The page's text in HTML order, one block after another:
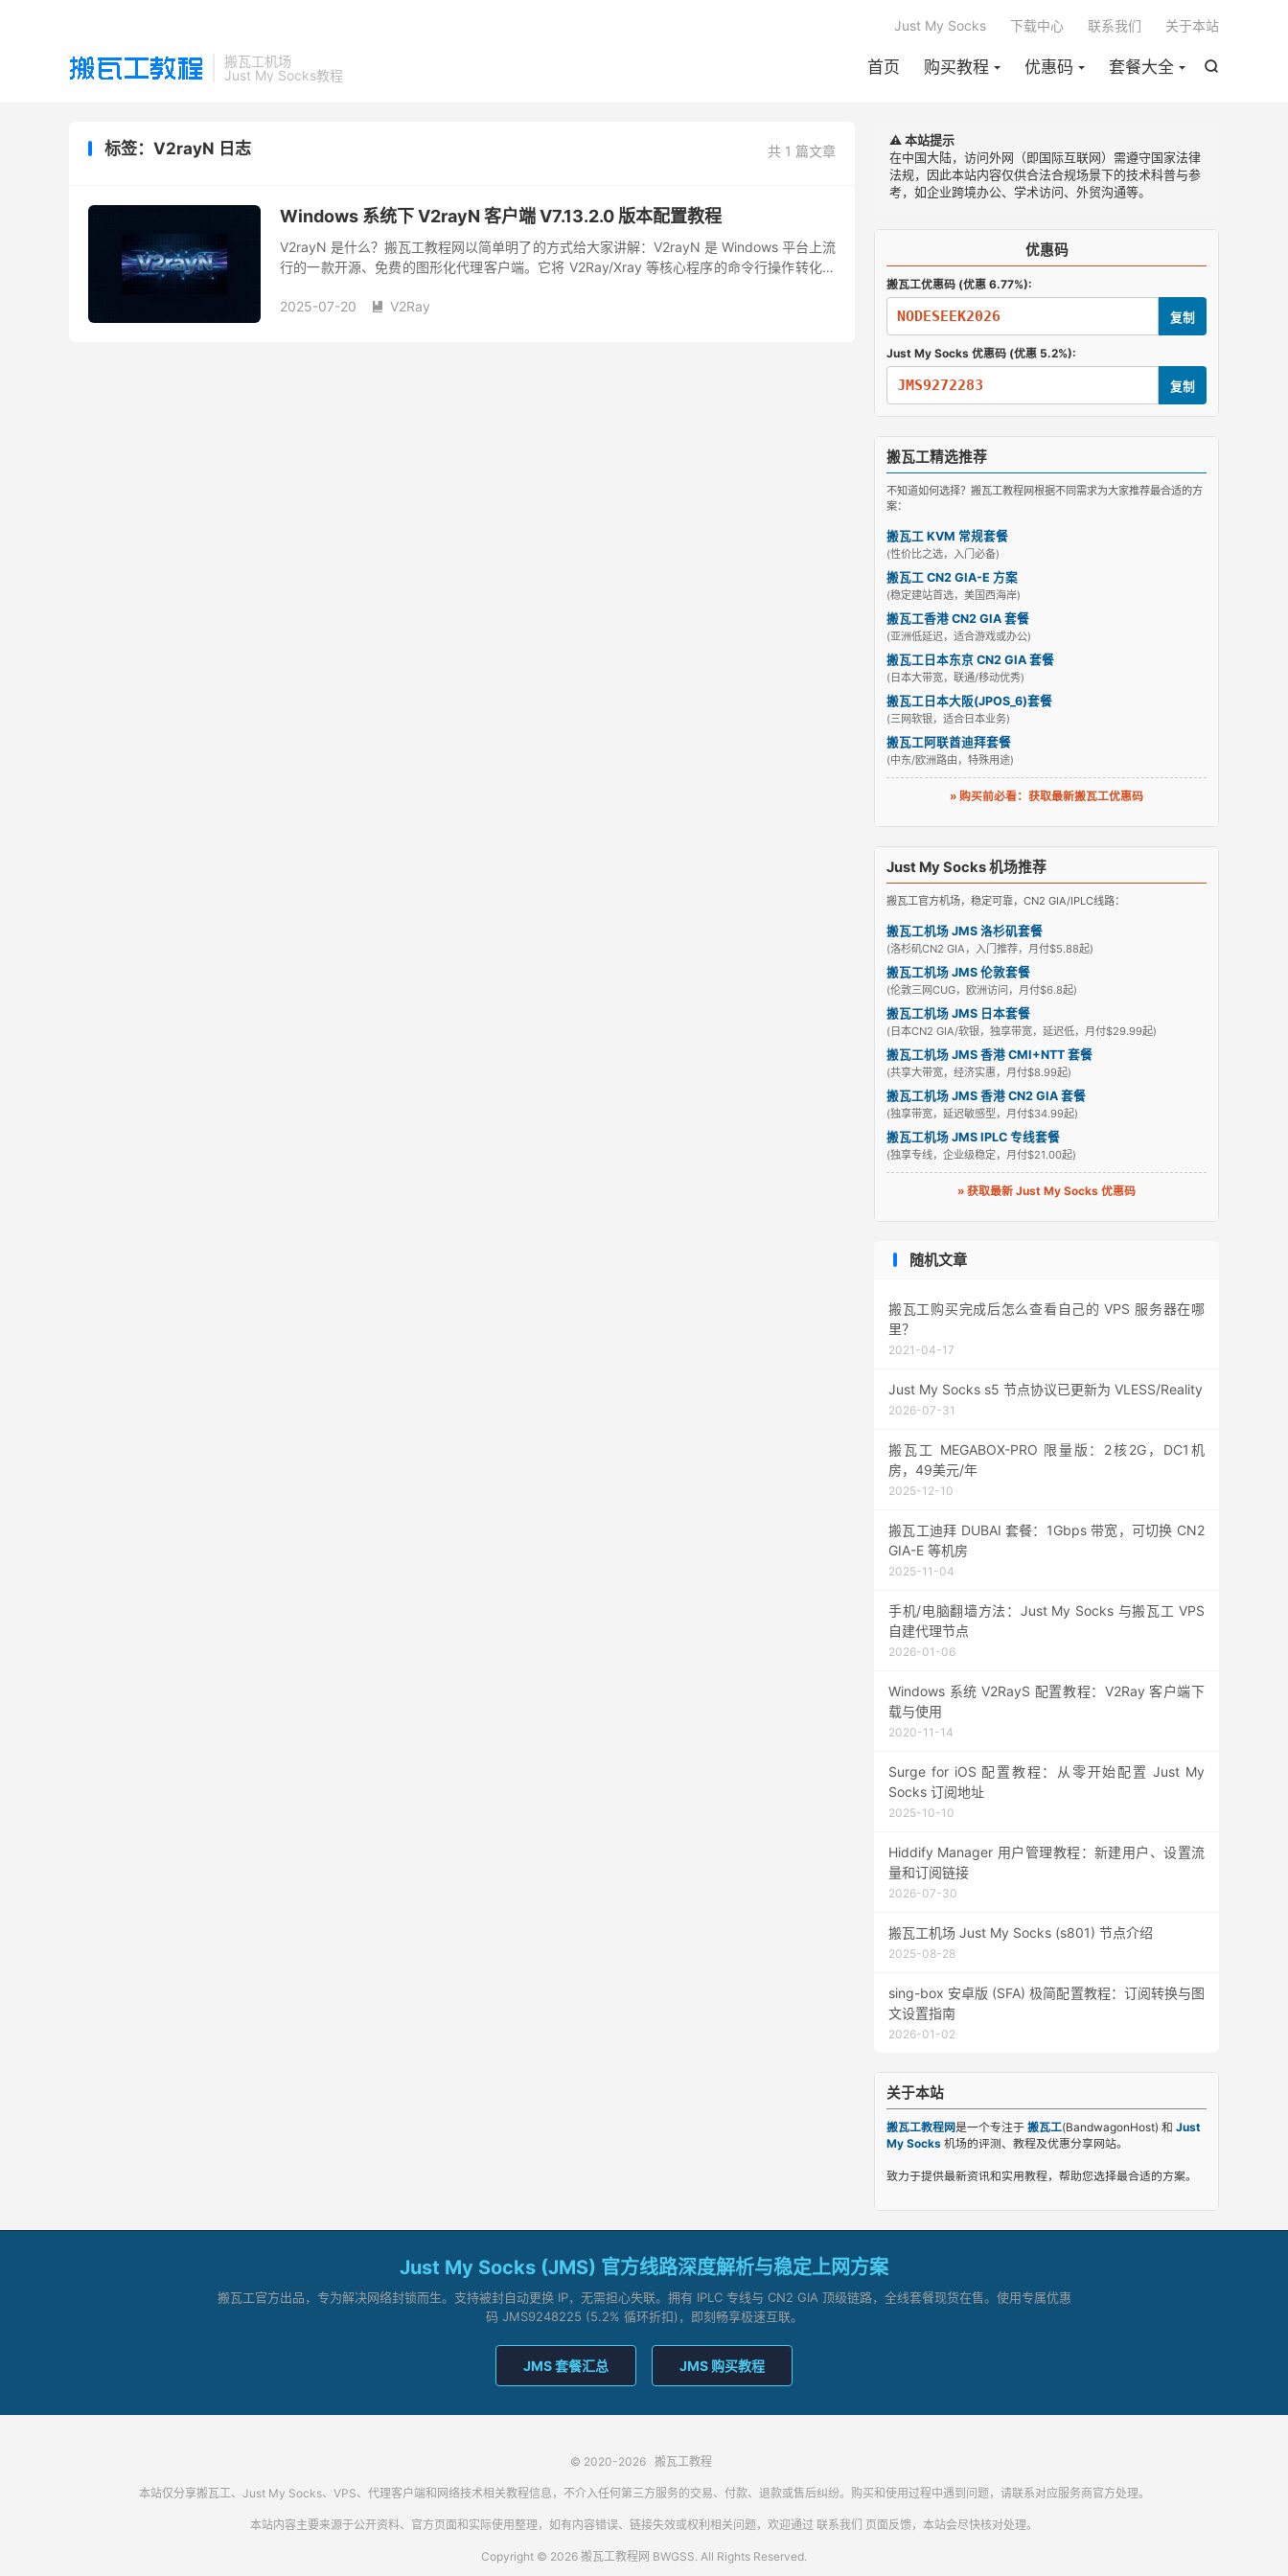
搬瓦工机场
Just My Socks教程

首页 购买教程 优惠码 套餐大全
Just My Socks 下载中心 联系我们 关于本站
共 1 篇文章
标签：V2rayN 日志
Windows 系统下 V2rayN 客户端 V7.13.2.0 版本配置教程
V2rayN 是什么？搬瓦工教程网以简单明了的方式给大家讲解：V2rayN 是 Windows 平台上流
行的一款开源、免费的图形化代理客户端。它将 V2Ray/Xray 等核心程序的命令行操作转化为
2025-07-20
 V2Ray
⚠️ 本站提示
在中国大陆，访问外网（即国际互联网）需遵守国家法律
法规，因此本站内容仅供合法合规场景下的技术科普与参
考，如企业跨境办公、学术访问、外贸沟通等。
优惠码
搬瓦工优惠码 (优惠 6.77%):
NODESEEK2026 复制
Just My Socks 优惠码 (优惠 5.2%):
JMS9272283 复制
搬瓦工精选推荐
不知道如何选择？搬瓦工教程网根据不同需求为大家推荐最合适的方
案：
搬瓦工 KVM 常规套餐
(性价比之选，入门必备)
搬瓦工 CN2 GIA-E 方案
(稳定建站首选，美国西海岸)
搬瓦工香港 CN2 GIA 套餐
(亚洲低延迟，适合游戏或办公)
搬瓦工日本东京 CN2 GIA 套餐
(日本大带宽，联通/移动优秀)
搬瓦工日本大阪(JPOS_6)套餐
(三网软银，适合日本业务)
搬瓦工阿联酋迪拜套餐
(中东/欧洲路由，特殊用途)
» 购买前必看：获取最新搬瓦工优惠码
Just My Socks 机场推荐
搬瓦工官方机场，稳定可靠，CN2 GIA/IPLC线路：
搬瓦工机场 JMS 洛杉矶套餐
(洛杉矶CN2 GIA，入门推荐，月付$5.88起)
搬瓦工机场 JMS 伦敦套餐
(伦敦三网CUG，欧洲访问，月付$6.8起)
搬瓦工机场 JMS 日本套餐
(日本CN2 GIA/软银，独享带宽，延迟低，月付$29.99起)
搬瓦工机场 JMS 香港 CMI+NTT 套餐
(共享大带宽，经济实惠，月付$8.99起)
搬瓦工机场 JMS 香港 CN2 GIA 套餐
(独享带宽，延迟敏感型，月付$34.99起)
搬瓦工机场 JMS IPLC 专线套餐
(独享专线，企业级稳定，月付$21.00起)
» 获取最新 Just My Socks 优惠码
随机文章
搬瓦工购买完成后怎么查看自己的 VPS 服务器在哪
里？
2021-04-17
Just My Socks s5 节点协议已更新为 VLESS/Reality
2026-07-31
搬瓦工 MEGABOX-PRO 限量版：2核2G，DC1机
房，49美元/年
2025-12-10
搬瓦工迪拜 DUBAI 套餐：1Gbps 带宽，可切换 CN2
GIA-E 等机房
2025-11-04
手机/电脑翻墙方法：Just My Socks 与搬瓦工 VPS
自建代理节点
2026-01-06
Windows 系统 V2RayS 配置教程：V2Ray 客户端下
载与使用
2020-11-14
Surge for iOS 配置教程：从零开始配置 Just My
Socks 订阅地址
2025-10-10
Hiddify Manager 用户管理教程：新建用户、设置流
量和订阅链接
2026-07-30
搬瓦工机场 Just My Socks (s801) 节点介绍
2025-08-28
sing-box 安卓版 (SFA) 极简配置教程：订阅转换与图
文设置指南
2026-01-02
关于本站
搬瓦工教程网是一个专注于 搬瓦工(BandwagonHost) 和 Just
My Socks 机场的评测、教程及优惠分享网站。
致力于提供最新资讯和实用教程，帮助您选择最合适的方案。
Just My Socks (JMS) 官方线路深度解析与稳定上网方案
搬瓦工官方出品，专为解决网络封锁而生。支持被封自动更换 IP，无需担心失联。拥有 IPLC 专线与 CN2 GIA 顶级链路，全线套餐现货在售。使用专属优惠
码 JMS9248225 (5.2% 循环折扣)，即刻畅享极速互联。
JMS 套餐汇总 JMS 购买教程
© 2020-2026 搬瓦工教程
本站仅分享搬瓦工、Just My Socks、VPS、代理客户端和网络技术相关教程信息，不介入任何第三方服务的交易、付款、退款或售后纠纷。购买和使用过程中遇到问题，请联系对应服务商官方处理。
本站内容主要来源于公开资料、官方页面和实际使用整理，如有内容错误、链接失效或权利相关问题，欢迎通过 联系我们 页面反馈，本站会尽快核对处理。
Copyright © 2026 搬瓦工教程网 BWGSS. All Rights Reserved.